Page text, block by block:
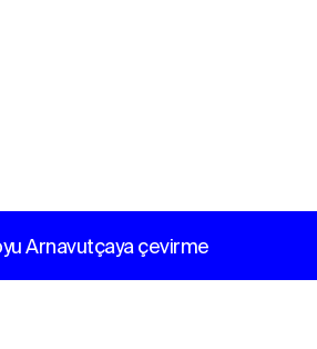
Arnavutçaya çevirme